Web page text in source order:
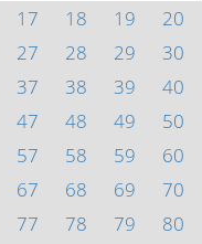
17 18 19
20
27 28 29
30
37 38 39
40
47 48 49
50
57 58 59
60
67 68 69
70
77 78 79
80